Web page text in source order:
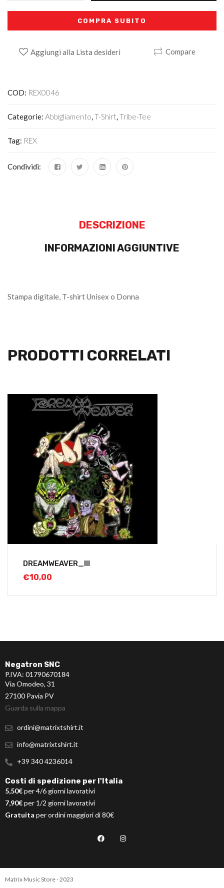
COMPRA SUBITO
Aggiungi alla Lista desideri Compare
COD: REX0046
Categorie: Abbigliamento,T-Shirt,Tribe-Tee
Tag: REX
Condividi:
DESCRIZIONE
INFORMAZIONI AGGIUNTIVE
Stampa digitale, T-shirt Unisex o Donna
PRODOTTI CORRELATI
DREAMWEAVER_III
€10,00
Negatron SNC
P.IVA: 01790670184
Via Omodeo, 31
27100 Pavia PV
Guarda sulla mappa
ordini@matrixtshirt.it
info@matrixtshirt.it
+39 340 4236014
Costi di spedizione per l'Italia
5,50€per 4/6 giorni lavorativi
7,90€per 1/2 giorni lavorativi
Gratuita per ordini maggiori di 80€
Matrix Music Store - 2023